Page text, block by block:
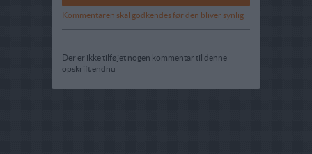
Kommentaren skal godkendes før den bliver synlig
Der er ikke tilføjet nogen kommentar til denne
opskrift endnu